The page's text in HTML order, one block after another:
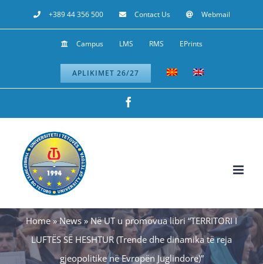
to
+389 44 356 500 Contact Us Webmail
Campus LMS RMS EPrints
APLIKIMET 26/27
Home»News»Në UT u promovua libri “TERRITORI I
LUFTËS SË HESHTUR (Trende dhe dinamika të reja
gjeopolitike në Evropën Juglindore)”